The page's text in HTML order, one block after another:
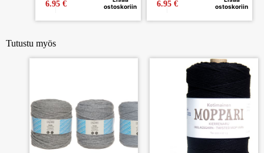
6.95 €
ostoskoriin
6.95 €
ostoskoriin
Tutustu myös